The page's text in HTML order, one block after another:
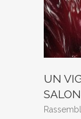
UN
SALON